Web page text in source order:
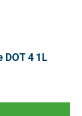
4 1L